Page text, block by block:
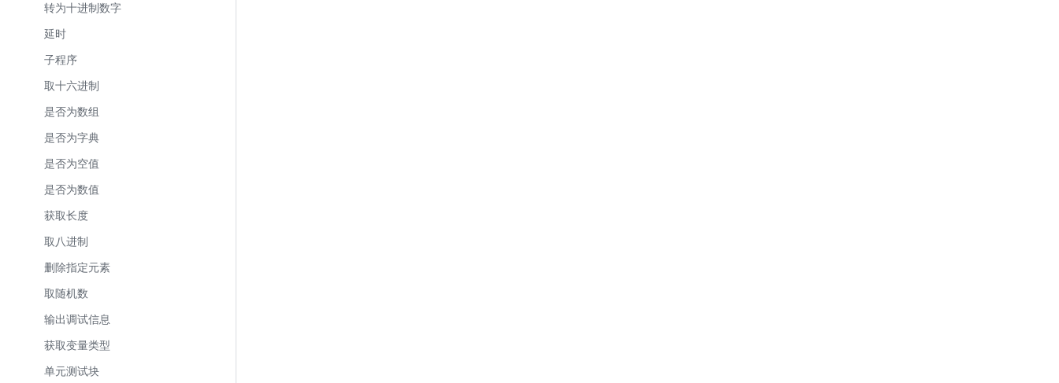
转为十进制数字
延时
子程序
取十六进制
是否为数组
是否为字典
是否为空值
是否为数值
获取长度
取八进制
删除指定元素
取随机数
输出调试信息
获取变量类型
单元测试块